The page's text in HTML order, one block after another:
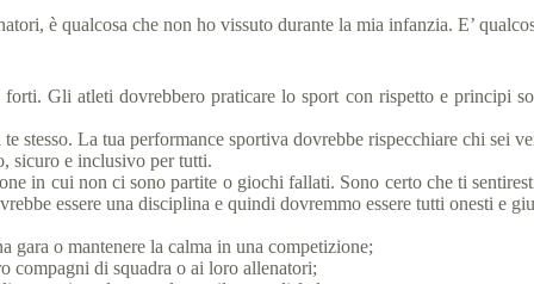
è qualcosa che non ho vissuto durante la mia infanzia. E’
forti. Gli atleti dovrebbero praticare lo sport con rispetto e
stesso. La tua performance sportiva dovrebbe rispecchiare chi sei
sicuro e inclusivo per tutti.
in cui non ci sono partite o giochi fallati. Sono certo che ti
essere una disciplina e quindi dovremmo essere tutti onesti e
gara o mantenere la calma in una competizione;
compagni di squadra o ai loro allenatori;